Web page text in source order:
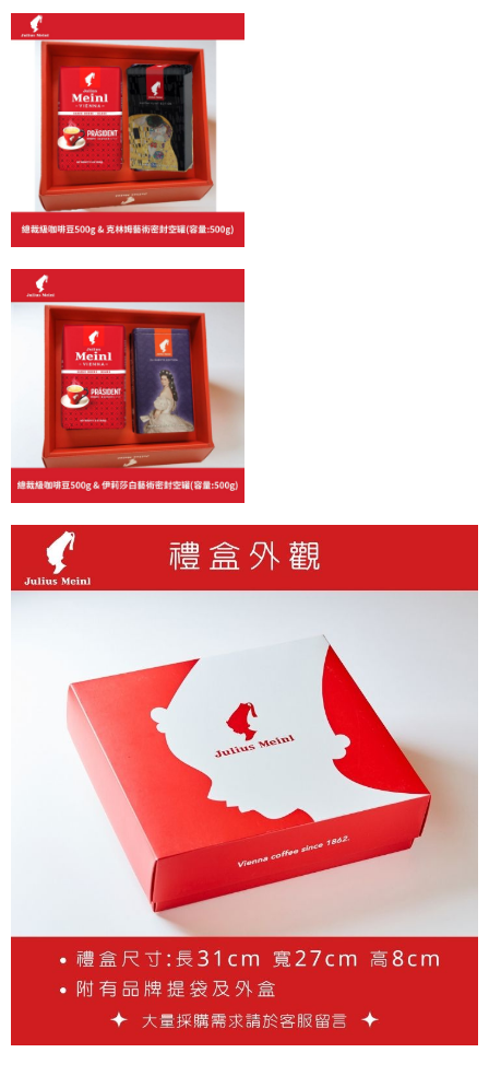
２．訂單成立數日內，您將收到繳費通知簡訊。
３．收到繳費通知簡訊後14天內，點擊此簡訊中的連結，可透過四大超商／
ATM／網路銀行／等多元方式進行付款，方視為交易完成。
※ 請注意：結帳手續完成當下不需立刻繳費，但若您需要取消訂單，請聯絡
購買商品的店家。未經商家同意取消之訂單仍視為有效，需透過AFTEE先享
後付繳納相關費用。
※ 交易是否成功請以「AFTEE先享後付 」之結帳頁面顯示為準，若有關於
是否繳費成功／繳費後需取消欲退款等相關疑問，請聯繫「AFTEE先享後付
客戶支援中心」 https://netprotections.freshdesk.com/support/home
【注意事項】
１．透過由恩沛科技股份有限公司提供之「AFTEE先享後付」服務完成之交
權轉讓予恩沛科技股份有限公司。
２．關於個人資料處理事宜，請瀏覽以下網址：
https://aftee.tw/terms/#terms3
３．未成年的使用者請事先徵得法定代理人或監護人之同意方可使用
「AFTEE先享後付」，若未經同意申辦者引起之損失，本公司不負相關責
４．使用「AFTEE先享後付」時，將依據個別帳號之用戶狀況，依本公司即
時審查核予不同之上限額度；若仍有額度不足之情形，本公司將視審查結果
請求用戶進行身份認證。
５．嚴禁一人註冊多個帳號或使用他人資訊註冊。若發現惡意使用之情形，
恩沛科技股份有限公司將有權停止該用戶之使用額度並採取法律行動。
7-11取貨付款
每筆NT$60，滿NT$2,000(含以上)免運費
付款後7-11取貨(快速到店)
每筆NT$95
黑貓宅配
每筆NT$200，滿NT$1,500(含以上)免運費
付款後門市自取
免運費
貨到付款
每筆NT$180，滿NT$2,500(含以上)免運費
海外運費九折優惠